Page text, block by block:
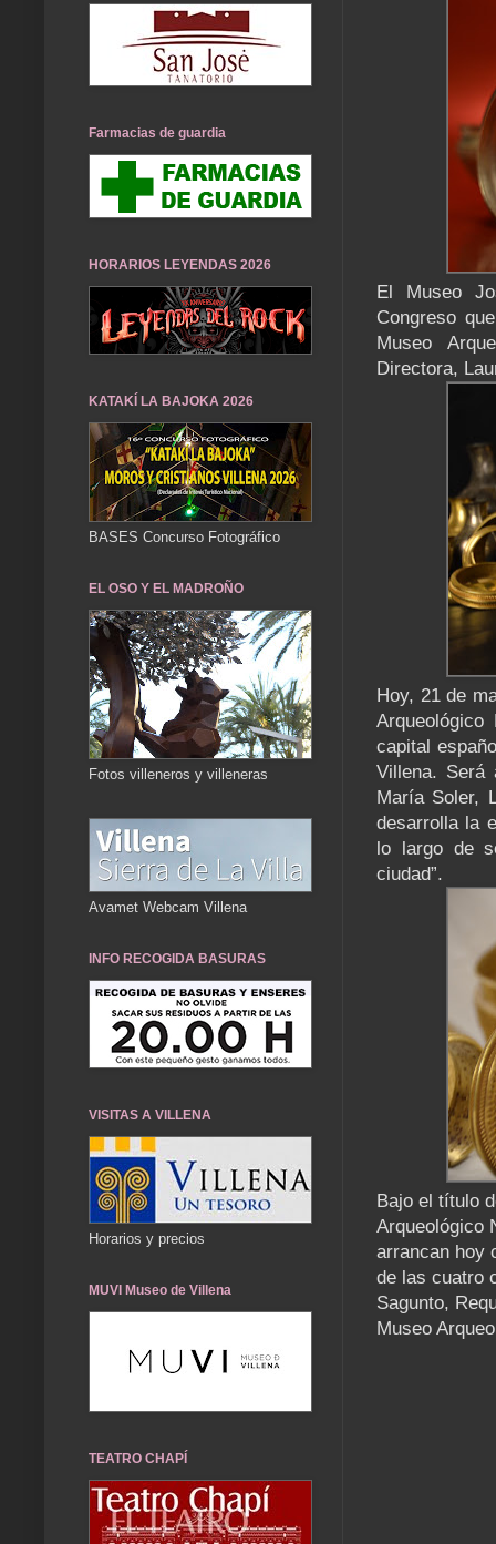
El Museo
Congreso
Museo
Directora,
Hoy, 21 de
capital
Villena. Será
María Soler,
desarrolla la
lo largo de
ciudad”.
Bajo el título
Arqueológico
arrancan hoy
de las cuatro
Sagunto,
Museo
Farmacias de guardia
HORARIOS LEYENDAS 2026
KATAKÍ LA BAJOKA 2026
BASES Concurso Fotográfico
EL OSO Y EL MADROÑO
Fotos villeneros y villeneras
Avamet Webcam Villena
INFO RECOGIDA BASURAS
VISITAS A VILLENA
Horarios y precios
MUVI Museo de Villena
TEATRO CHAPÍ